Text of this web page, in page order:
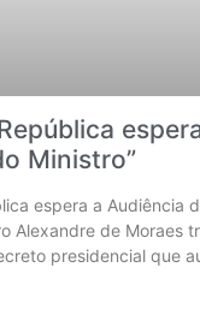
Ministro”
espera a Audiência
Alexandre de Moraes
presidencial que